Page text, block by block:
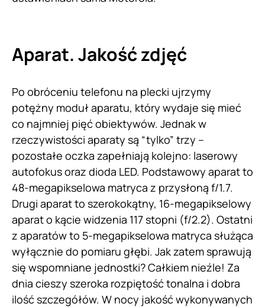
Aparat. Jakość zdjęć
Po obróceniu telefonu na plecki ujrzymy
potężny moduł aparatu, który wydaje się mieć
co najmniej pięć obiektywów. Jednak w
rzeczywistości aparaty są “tylko” trzy –
pozostałe oczka zapełniają kolejno: laserowy
autofokus oraz dioda LED. Podstawowy aparat to
48-megapikselowa matryca z przysłoną f/1.7.
Drugi aparat to szerokokątny, 16-megapikselowy
aparat o kącie widzenia 117 stopni (f/2.2). Ostatni
z aparatów to 5-megapikselowa matryca służąca
wyłącznie do pomiaru głębi. Jak zatem sprawują
się wspomniane jednostki? Całkiem nieźle! Za
dnia cieszy szeroka rozpiętość tonalna i dobra
ilość szczegółów. W nocy jakość wykonywanych